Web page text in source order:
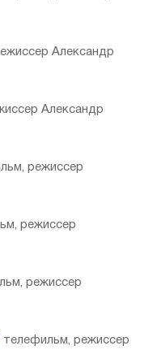
Александр
Александр
режиссер
режиссер
режиссер
телефильм, режиссер